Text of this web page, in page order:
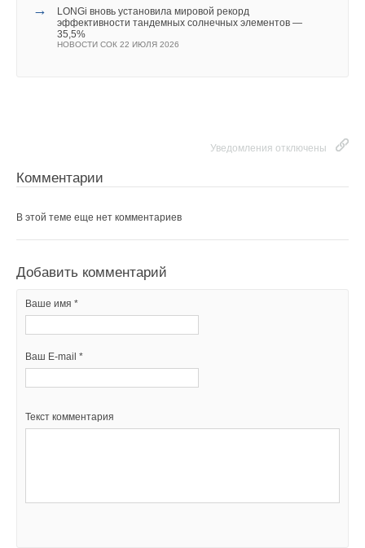
→
LONGi вновь установила мировой рекорд
эффективности тандемных солнечных элементов —
35,5%
НОВОСТИ СОК 22 ИЮЛЯ 2026
Уведомления отключены
Комментарии
В этой теме еще нет комментариев
Добавить комментарий
Ваше имя *
Ваш E-mail *
Текст комментария